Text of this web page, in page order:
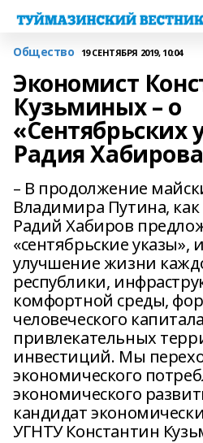
Общество 19 СЕНТЯБРЯ 2019, 10:04
Экономист
Кузьминых – о
«Сентябрьских
Радия Хабирова
– В продолжение
Владимира Путина,
Радий Хабиров
«сентябрьские указы»,
улучшение жизни
республики,
комфортной среды,
человеческого
привлекательных
инвестиций. Мы
экономического
экономического
кандидат
УГНТУ Константин